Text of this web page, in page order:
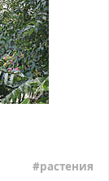
растения